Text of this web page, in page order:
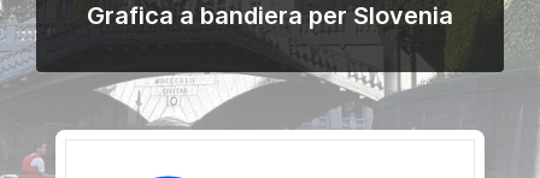
Grafica a bandiera per Slovenia